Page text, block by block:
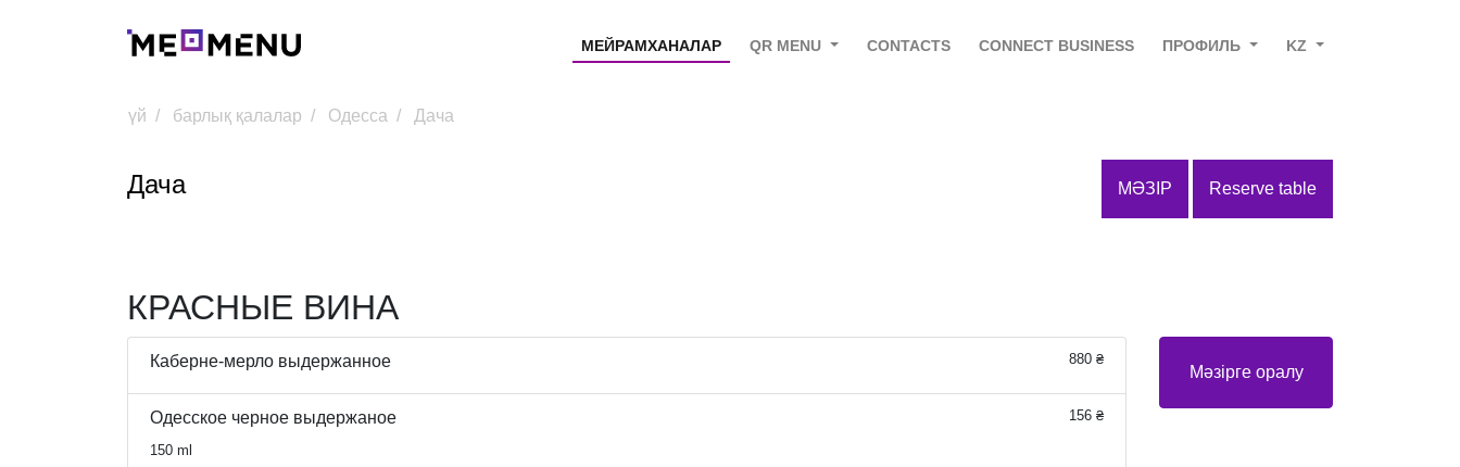
МЕЙРАМХАНАЛАР QR MENU CONTACTS CONNECT BUSINESS ПРОФИЛЬ KZ
үй барлық қалалар Одесса Дача
Дача МӘЗІР Reserve table
КРАСНЫЕ ВИНА
Каберне-мерло выдержанное 880 ₴
Одесское черное выдержаное 156 ₴
150 ml
Мәзірге оралу